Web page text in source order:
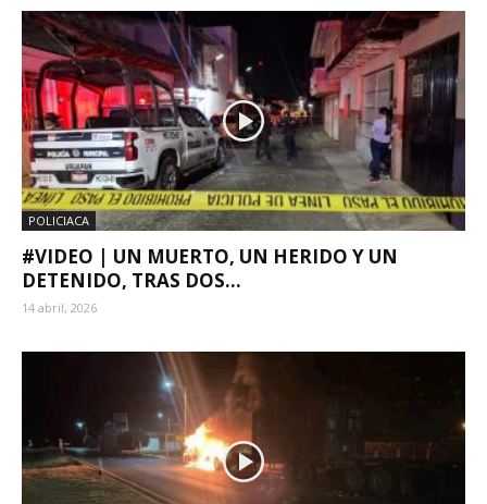
POLICIACA
#VIDEO | UN MUERTO, UN HERIDO Y UN
DETENIDO, TRAS DOS...
14 abril, 2026